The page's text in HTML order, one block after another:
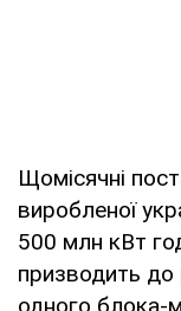
Щомісячні
виробленої
500 млн кВт
призводить
одного блока-